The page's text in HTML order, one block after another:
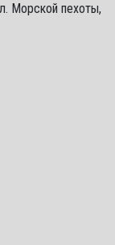
Морской пехоты,